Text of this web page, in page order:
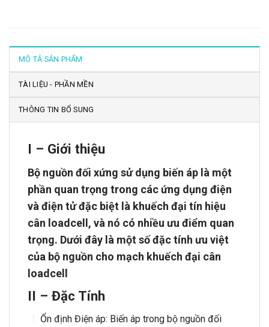
MÔ TẢ SẢN PHẨM
TÀI LIỆU - PHẦN MỀN
THÔNG TIN BỔ SUNG
I – Giới thiệu
Bộ nguồn đối xứng sử dụng biến áp là một
phần quan trọng trong các ứng dụng điện
và điện tử đặc biệt là khuếch đại tín hiệu
cân loadcell, và nó có nhiều ưu điểm quan
trọng. Dưới đây là một số đặc tính ưu việt
của bộ nguồn cho mạch khuếch đại cân
loadcell
II – Đặc Tính
Ổn định Điện áp: Biến áp trong bộ nguồn đối